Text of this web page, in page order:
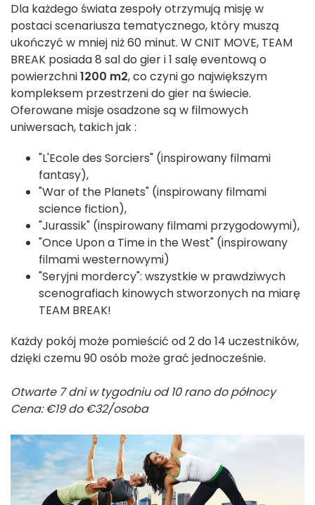
Dla każdego świata zespoły otrzymują misję w
postaci scenariusza tematycznego, który muszą
ukończyć w mniej niż 60 minut. W CNIT MOVE, TEAM
BREAK posiada 8 sal do gier i 1 salę eventową o
powierzchni1200 m2, co czyni go największym
kompleksem przestrzeni do gier na świecie.
Oferowane misje osadzone są w filmowych
uniwersach, takich jak :
"L'Ecole des Sorciers" (inspirowany filmami
fantasy),
"War of the Planets" (inspirowany filmami
science fiction),
"Jurassik" (inspirowany filmami przygodowymi),
"Once Upon a Time in the West" (inspirowany
filmami westernowymi)
"Seryjni mordercy": wszystkie w prawdziwych
scenografiach kinowych stworzonych na miarę
TEAM BREAK!
Każdy pokój może pomieścić od 2 do 14 uczestników,
dzięki czemu 90 osób może grać jednocześnie.
Otwarte 7 dni w tygodniu od 10 rano do północy
Cena: €19 do €32/osoba